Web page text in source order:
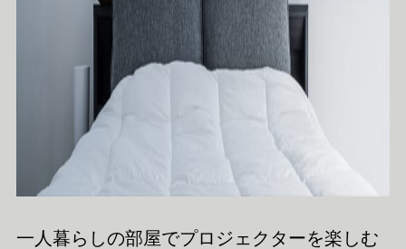
一人暮らしの部屋でプロジェクターを楽しむ